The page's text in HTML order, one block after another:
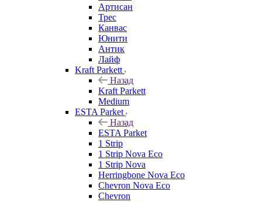
Артисан
Трес
Канвас
Юнити
Антик
Лайф
Kraft Parkett
Назад
Kraft Parkett
Medium
ESTA Parket
Назад
ESTA Parket
1 Strip
1 Strip Nova Eco
1 Strip Nova
Herringbone Nova Eco
Chevron Nova Eco
Chevron